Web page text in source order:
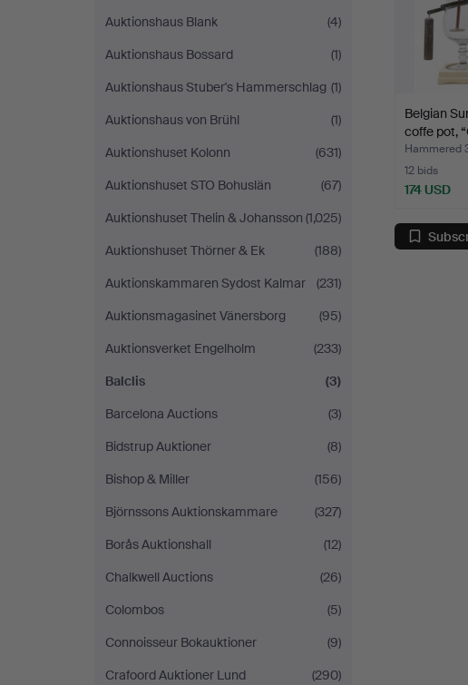
Auktionshaus Blank
(4)
Auktionshaus Bossard
(1)
Auktionshaus Stuber's Hammerschlag (1)
Auktionshaus von Brühl
(1)
Auktionshuset Kolonn
(631)
Auktionshuset STO Bohuslän
(67)
Auktionshuset Thelin & Johansson (1,025)
Auktionshuset Thörner & Ek
(188)
Auktionskammaren Sydost Kalmar
(231)
Auktionsmagasinet Vänersborg
(95)
Auktionsverket Engelholm
(233)
Balclis
(3)
Barcelona Auctions
(3)
Bidstrup Auktioner
(8)
Bishop & Miller
(156)
Björnssons Auktionskammare
(327)
Borås Auktionshall
(12)
Chalkwell Auctions
(26)
Colombos
(5)
Connoisseur Bokauktioner
(9)
Crafoord Auktioner Lund
(290)
Belgian
coffe pot,
Hammered
12 bids
174 USD